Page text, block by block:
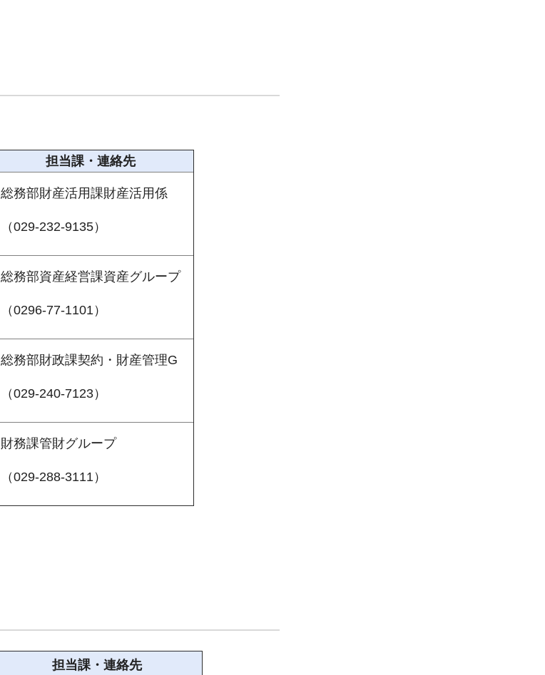
担当課・連絡先
総務部財産活用課財産活用係
（029-232-9135）
総務部資産経営課資産グループ
（0296-77-1101）
総務部財政課契約・財産管理G
（029-240-7123）
財務課管財グループ
（029-288-3111）
担当課・連絡先